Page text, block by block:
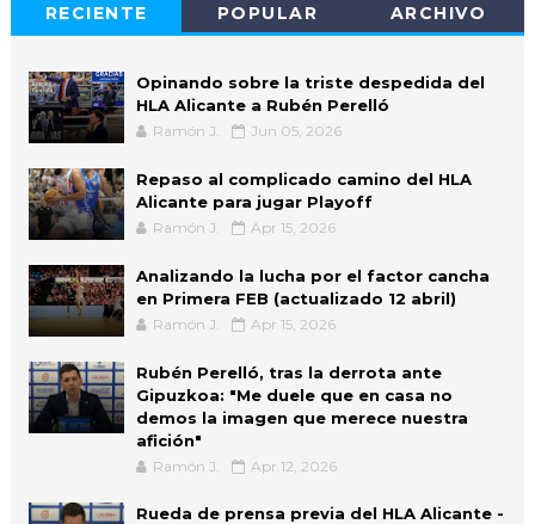
RECIENTE POPULAR ARCHIVO
Opinando sobre la triste despedida del
HLA Alicante a Rubén Perelló
Ramón J. Jun 05, 2026
Repaso al complicado camino del HLA
Alicante para jugar Playoff
Ramón J. Apr 15, 2026
Analizando la lucha por el factor cancha
en Primera FEB (actualizado 12 abril)
Ramón J. Apr 15, 2026
Rubén Perelló, tras la derrota ante
Gipuzkoa: "Me duele que en casa no
demos la imagen que merece nuestra
afición"
Ramón J. Apr 12, 2026
Rueda de prensa previa del HLA Alicante -